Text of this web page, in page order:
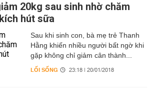
20kg sau sinh nhờ chăm
hút sữa
Sau khi sinh con, bà mẹ trẻ Thanh
Hằng khiến nhiều người bất ngờ khi
gặp không chỉ giảm cân thành...
LỐI SỐNG 23:18 | 20/01/2018